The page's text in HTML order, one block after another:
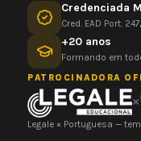
Credenciada
Cred. EAD Port.
+20 anos
Formando em
PATROCINADORA
×
Legale × Portuguesa —